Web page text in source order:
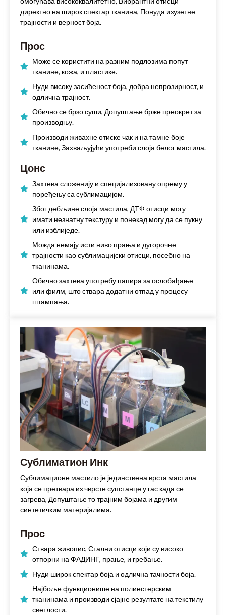
директно на широк спектар тканина, Понуда изузетне
трајности и верност боја.
Прос
Може се користити на разним подлозима попут
тканине, кожа, и пластике.
Нуди високу засићеност боја, добра непрозирност, и
одлична трајност.
Обично се брзо суши, Допуштање брже преокрет за
производњу.
Производи живахне отиске чак и на тамне боје
тканине, Захваљујући употреби слоја белог мастила.
Цонс
Захтева сложенију и специјализовану опрему у
поређењу са сублимацијом.
Због дебљине слоја мастила, ДТФ отисци могу
имати незнатну текстуру и понекад могу да се пукну
или изблиједе.
Можда немају исти ниво прања и дугорочне
трајности као сублимацијски отисци, посебно на
тканинама.
Обично захтева употребу папира за ослобађање
или филм, што ствара додатни отпад у процесу
штампања.
Сублиматион Инк
Сублимационе мастило је јединствена врста мастила
која се претвара из чврсте супстанце у гас када се
загрева, Допуштање то трајним бојама и другим
синтетичким материјалима.
Прос
Ствара живопис, Стални отисци који су високо
отпорни на ФАДИНГ, прање, и гребање.
Нуди широк спектар боја и одлична тачности боја.
Најбоље функционише на полиестерским
тканинама и производи сјајне резултате на текстилу
светлости.